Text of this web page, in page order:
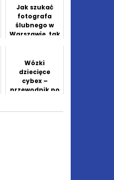
problemami
zdrowotnymi?
Jak szukać
fotografa
ślubnego w
Warszawie, tak
Wózki
dziecięce
cybex –
przewodnik po